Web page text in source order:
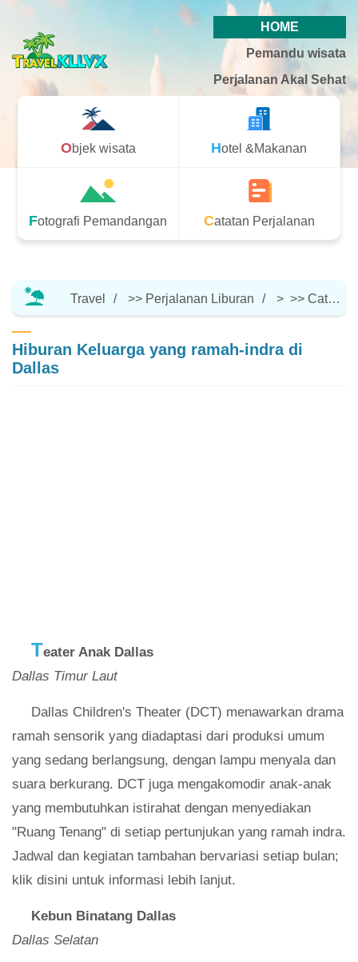
HOME
Pemandu wisata
Perjalanan Akal Sehat
Objek wisata Hotel &Makanan
Fotografi Pemandangan Catatan Perjalanan
Travel >> Perjalanan Liburan > >> Catatan Perjalanan
Hiburan Keluarga yang ramah-indra di
Dallas
Teater Anak Dallas
Dallas Timur Laut
Dallas Children's Theater (DCT) menawarkan drama
ramah sensorik yang diadaptasi dari produksi umum
yang sedang berlangsung, dengan lampu menyala dan
suara berkurang. DCT juga mengakomodir anak-anak
yang membutuhkan istirahat dengan menyediakan
"Ruang Tenang" di setiap pertunjukan yang ramah indra.
Jadwal dan kegiatan tambahan bervariasi setiap bulan;
klik disini untuk informasi lebih lanjut.
Kebun Binatang Dallas
Dallas Selatan